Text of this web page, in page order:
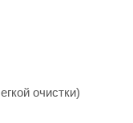
очистки)